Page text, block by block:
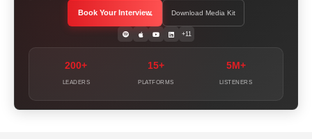
200+
LEADERS
15+
PLATFORMS
5M+
LISTENERS
+11
Book Your Interview Download Media Kit